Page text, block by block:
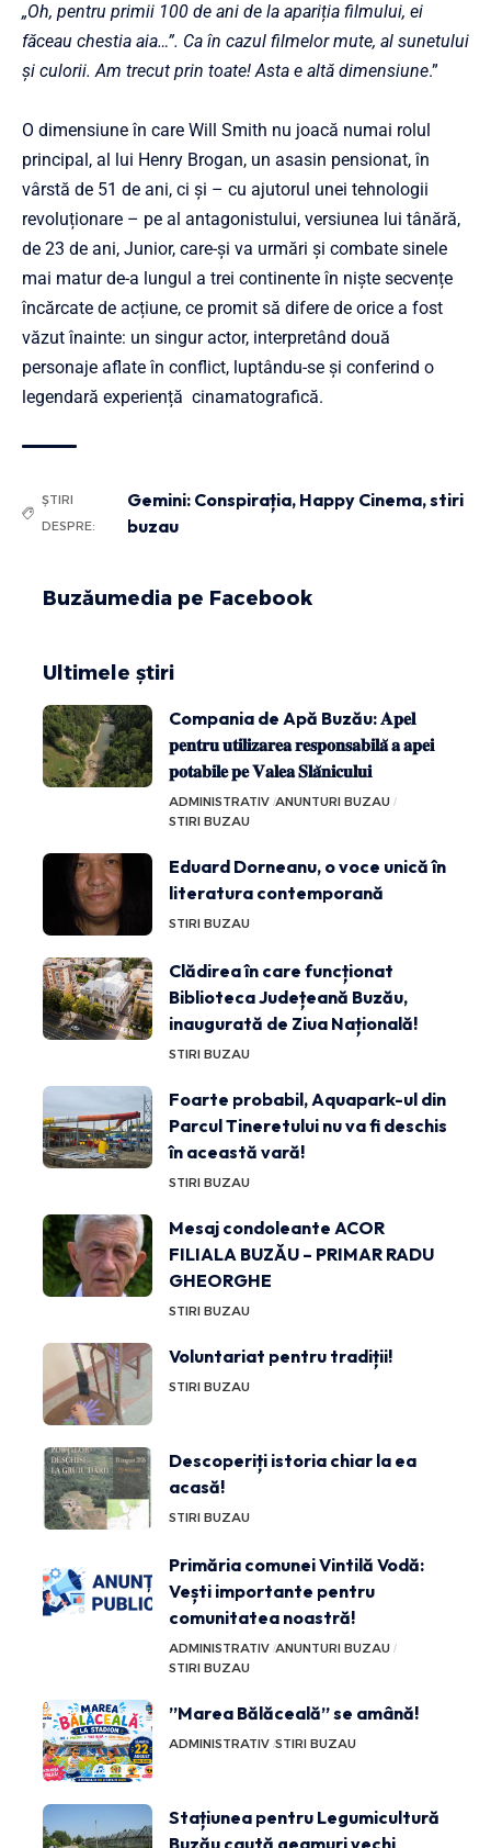
„Oh, pentru primii 100 de ani de la apariția filmului, ei
făceau chestia aia…”. Ca în cazul filmelor mute, al sunetului
și culorii. Am trecut prin toate! Asta e altă dimensiune.”
O dimensiune în care Will Smith nu joacă numai rolul
principal, al lui Henry Brogan, un asasin pensionat, în
vârstă de 51 de ani, ci și – cu ajutorul unei tehnologii
revoluționare – pe al antagonistului, versiunea lui tânără,
de 23 de ani, Junior, care-și va urmări și combate sinele
mai matur de-a lungul a trei continente în niște secvențe
încărcate de acțiune, ce promit să difere de orice a fost
văzut înainte: un singur actor, interpretând două
personaje aflate în conflict, luptându-se și conferind o
legendară experiență cinamatografică.
ȘTIRI
DESPRE:
Gemini: Conspirația, Happy Cinema,stiri
buzau
Buzăumedia pe Facebook
Ultimele știri
Compania de Apă Buzău: 𝐀𝐩𝐞𝐥
𝐩𝐞𝐧𝐭𝐫𝐮 𝐮𝐭𝐢𝐥𝐢𝐳𝐚𝐫𝐞𝐚 𝐫𝐞𝐬𝐩𝐨𝐧𝐬𝐚𝐛𝐢𝐥𝐚̆ 𝐚 𝐚𝐩𝐞𝐢
𝐩𝐨𝐭𝐚𝐛𝐢𝐥𝐞 𝐩𝐞 𝐕𝐚𝐥𝐞𝐚 𝐒𝐥𝐚̆𝐧𝐢𝐜𝐮𝐥𝐮𝐢
ADMINISTRATIV ANUNTURI BUZAU
STIRI BUZAU
Eduard Dorneanu, o voce unică în
literatura contemporană
STIRI BUZAU
Clădirea în care funcționat
Biblioteca Județeană Buzău,
inaugurată de Ziua Națională!
STIRI BUZAU
Foarte probabil, Aquapark-ul din
Parcul Tineretului nu va fi deschis
în această vară!
STIRI BUZAU
Mesaj condoleante ACOR
FILIALA BUZĂU – PRIMAR RADU
GHEORGHE
STIRI BUZAU
Voluntariat pentru tradiții!
STIRI BUZAU
Descoperiți istoria chiar la ea
acasă!
STIRI BUZAU
Primăria comunei Vintilă Vodă:
Vești importante pentru
comunitatea noastră!
ADMINISTRATIV ANUNTURI BUZAU
STIRI BUZAU
”Marea Bălăceală” se amână!
ADMINISTRATIV STIRI BUZAU
Stațiunea pentru Legumicultură